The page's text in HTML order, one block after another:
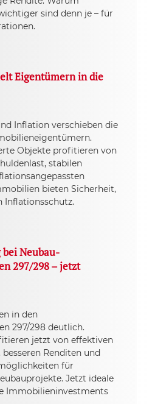
sind denn je – für
Eigentümern in die
Inflation verschieben die
Objekte profitieren von
stabilen
bieten Sicherheit,
Inflationsschutz.
Neubau-
297/298 – jetzt
in den
297/298 deutlich.
jetzt von effektiven
besseren Renditen und
für
Jetzt ideale
Immobilieninvestments